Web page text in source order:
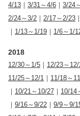
4/13 ｜ 3/31～4/6 ｜ 3/24
2/24～3/2 ｜ 2/17～2/23 ｜
｜ 1/13～1/19 ｜ 1/6～1/
2018
12/30～1/5 ｜ 12/23～
11/25～12/1 ｜ 11/18～
｜ 10/21～10/27 ｜ 10/14
｜ 9/16～9/22 ｜ 9/9～9/